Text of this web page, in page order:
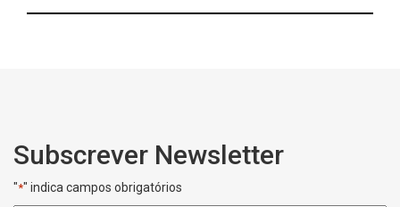
Subscrever Newsletter
"*" indica campos obrigatórios